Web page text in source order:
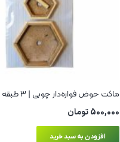
ماکت حوض فواره‌دار چوبی | ۳ طبقه
500,000 تومان
افزودن به سبد خرید